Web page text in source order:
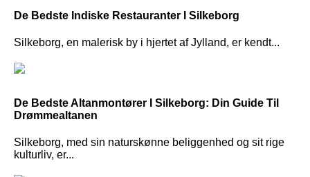
De Bedste Indiske Restauranter I Silkeborg
Silkeborg, en malerisk by i hjertet af Jylland, er kendt...
De Bedste Altanmontører I Silkeborg: Din Guide Til
Drømmealtanen
Silkeborg, med sin naturskønne beliggenhed og sit rige
kulturliv, er...